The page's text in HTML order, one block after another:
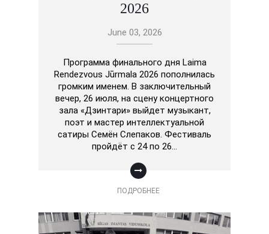
2026
June 03, 2026
Программа финального дня Laima
Rendezvous Jūrmala 2026 пополнилась
громким именем. В заключительный
вечер, 26 июля, на сцену концертного
зала «Дзинтари» выйдет музыкант,
поэт и мастер интеллектуальной
сатиры Семён Слепаков. Фестиваль
пройдёт с 24 по 26…
ПОДРОБНЕЕ